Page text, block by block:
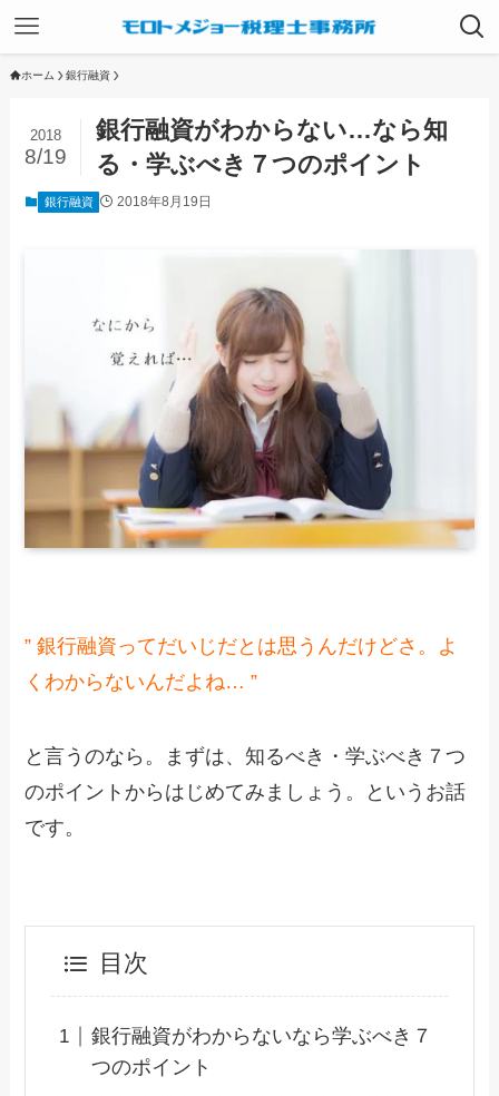
ホーム 銀行融資
銀行融資がわからない…なら知
る・学ぶべき７つのポイント
2018
8/19
銀行融資 2018年8月19日
” 銀行融資ってだいじだとは思うんだけどさ。よ
くわからないんだよね… ”
と言うのなら。まずは、知るべき・学ぶべき７つ
のポイントからはじめてみましょう。というお話
です。
目次
銀行融資がわからないなら学ぶべき７
つのポイント